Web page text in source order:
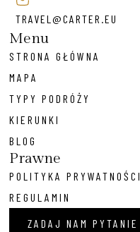
TRAVEL@CARTER.EU
Menu
STRONA GŁÓWNA
MAPA
TYPY PODRÓŻY
KIERUNKI
BLOG
Prawne
POLITYKA PRYWATNOŚCI
REGULAMIN
ZADAJ NAM PYTANIE